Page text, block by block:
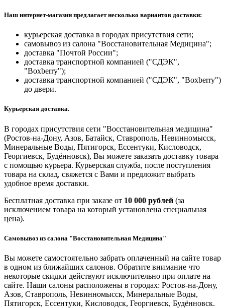
Наш интернет-магазин предлагает несколько вариантов доставки:
курьерская доставка в городах присутствия сети;
самовывоз из салона "Восстановительная Медицина";
доставка "Почтой России";
доставка транспортной компанией ("СДЭК",
"Boxberry");
доставка транспортной компанией ("СДЭК", "Boxberry")
до двери.
Курьерская доставка.
В городах присутствия сети "Восстановительная медицина"
(Ростов-на-Дону, Азов, Батайск, Ставрополь, Невинномысск,
Минеральные Воды, Пятигорск, Ессентуки, Кисловодск,
Георгиевск, Будённовск), Вы можете заказать доставку товара
с помощью курьера. Курьерская служба, после поступления
товара на склад, свяжется с Вами и предложит выбрать
удобное время доставки.
Бесплатная доставка при заказе от 10 000 рублей (за
исключением товара на который установлена специальная
цена).
Самовывоз из салона "Восстановительная Медицина"
Вы можете самостоятельно забрать оплаченный на сайте товар
в одном из ближайших салонов. Обратите внимание что
некоторые скидки действуют исключительно при оплате на
сайте. Наши салоны расположены в городах: Ростов-на-Дону,
Азов, Ставрополь, Невинномысск, Минеральные Воды,
Пятигорск, Ессентуки, Кисловодск, Георгиевск, Будённовск.